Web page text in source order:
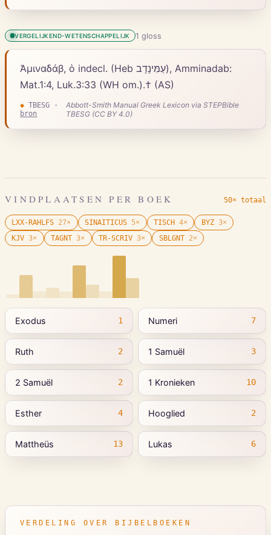
VERGELIJKEND-WETENSCHAPPELIJK 1 gloss
Ἀμιναδάβ, ὁ indecl. (Heb עַמִּינָדָב), Amminadab:
Mat.1:4, Luk.3:33 (WH om.).† (AS)
◆ TBESG ·
bron
Abbott-Smith Manual Greek Lexicon via STEPBible
TBESG (CC BY 4.0)
VINDPLAATSEN PER BOEK 50× totaal
LXX-RAHLFS 27× SINAITICUS 5× TISCH 4× BYZ 3×
KJV 3× TAGNT 3× TR-SCRIV 3× SBLGNT 2×
Exodus 1 Numeri 7
Ruth 2 1 Samuël 3
2 Samuël 2 1 Kronieken 10
Esther 4 Hooglied 2
Mattheüs 13 Lukas 6
VERDELING OVER BIJBELBOEKEN